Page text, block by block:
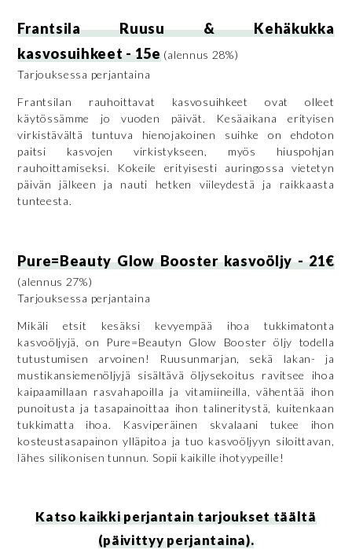
Frantsila Ruusu & Kehäkukka
kasvosuihkeet - 15e(alennus 28%)
Tarjouksessa perjantaina
Frantsilan rauhoittavat kasvosuihkeet ovat olleet
käytössämme jo vuoden päivät. Kesäaikana erityisen
virkistävältä tuntuva hienojakoinen suihke on ehdoton
paitsi kasvojen virkistykseen, myös hiuspohjan
rauhoittamiseksi. Kokeile erityisesti auringossa vietetyn
päivän jälkeen ja nauti hetken viileydestä ja raikkaasta
tunteesta.
Pure=Beauty Glow Booster kasvoöljy - 21€
(alennus 27%)
Tarjouksessa perjantaina
Mikäli etsit kesäksi kevyempää ihoa tukkimatonta
kasvoöljyjä, on Pure=Beautyn Glow Booster öljy todella
tutustumisen arvoinen! Ruusunmarjan, sekä lakan- ja
mustikansiemenöljyjä sisältävä öljysekoitus ravitsee ihoa
kaipaamillaan rasvahapoilla ja vitamiineilla, vähentää ihon
punoitusta ja tasapainoittaa ihon talineritystä, kuitenkaan
tukkimatta ihoa. Kasviperäinen skvalaani tukee ihon
kosteustasapainon ylläpitoa ja tuo kasvoöljyyn siloittavan,
lähes silikonisen tunnun. Sopii kaikille ihotyypeille!
Katso kaikki perjantain tarjoukset täältä
(päivittyy perjantaina).